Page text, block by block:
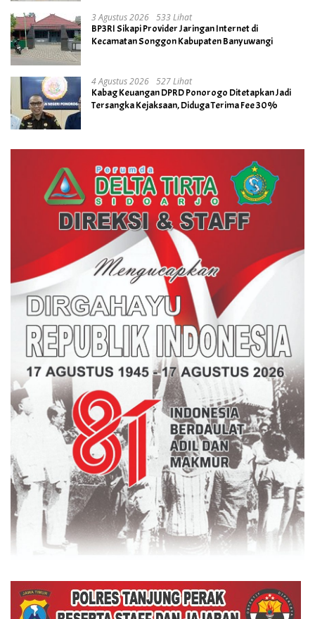
3 Agustus 2026 533 Lihat
BP3RI Sikapi Provider Jaringan Internet di
Kecamatan Songgon Kabupaten Banyuwangi
4 Agustus 2026 527 Lihat
Kabag Keuangan DPRD Ponorogo Ditetapkan Jadi
Tersangka Kejaksaan, Diduga Terima Fee 30%